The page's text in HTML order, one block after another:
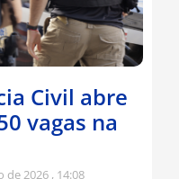
Civil abre
vagas na
de 2026 14:08